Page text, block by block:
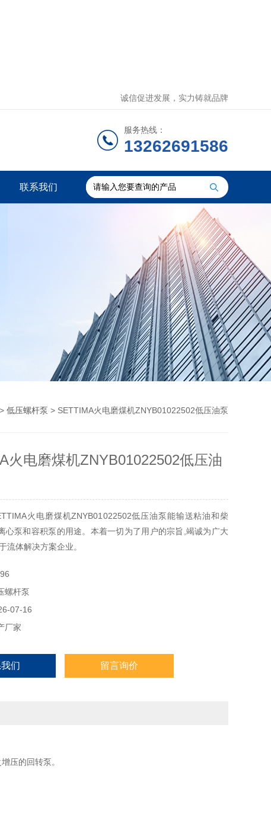
诚信促进发展，实力铸就品牌
服务热线：
13262691586
联系我们
低压螺杆泵 > SETTIMA火电磨煤机ZNYB01022502低压油泵
火电磨煤机ZNYB01022502低压油
火电磨煤机ZNYB01022502低压油泵能输送粘油和柴
心泵和容积泵的用途。本着一切为了用户的宗旨,竭诚为广大
流体解决方案企业。
螺杆泵
07-16
厂家
们 留言询价
压的回转泵。